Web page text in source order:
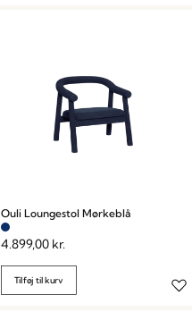
Ouli Loungestol Mørkeblå
4.899,00 kr.
Tilføj til kurv